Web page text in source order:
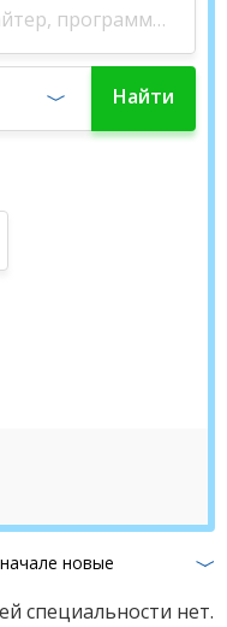
Найти
новые
специальности нет.